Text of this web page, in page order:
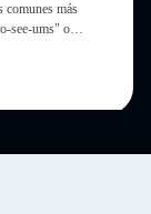
comunes más
see-ums" o